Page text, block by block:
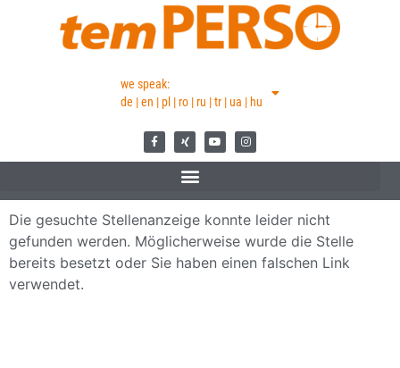
we speak:
de | en | pl | ro | ru | tr | ua | hu
Die gesuchte Stellenanzeige konnte leider nicht
gefunden werden. Möglicherweise wurde die Stelle
bereits besetzt oder Sie haben einen falschen Link
verwendet.